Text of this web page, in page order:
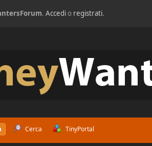
.Accedio registrati.
Cerca TinyPortal